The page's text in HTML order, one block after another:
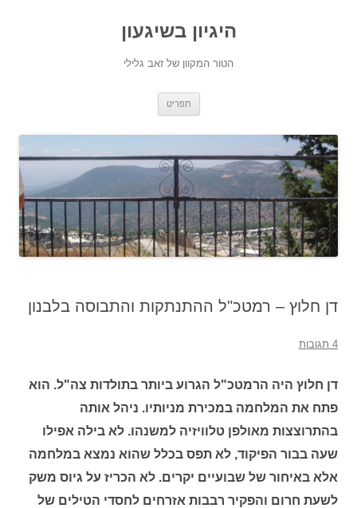
היגיון בשיגעון
הטור המקוון של זאב גלילי
תפריט
דן חלוץ – רמטכ"ל ההתנתקות והתבוסה בלבנון
4 תגובות
דן חלוץ היה הרמטכ"ל הגרוע ביותר בתולדות צה"ל. הוא
פתח את המלחמה במכירת מניותיו. ניהל אותה
בהתרוצצות מאולפן טלוויזיה למשנהו. לא בילה אפילו
שעה בבור הפיקוד, לא תפס בכלל שהוא נמצא במלחמה
אלא באיחור של שבועיים יקרים. לא הכריז על גיוס משק
לשעת חרום והפקיר רבבות אזרחים לחסדי הטילים של